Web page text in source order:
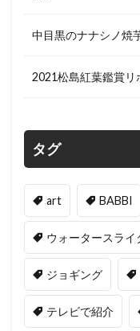
中目黒のナナシノ焼
2021松島紅葉鑑賞リ
タグ
art BABBI
ウォータースライ
ジョギング
テレビで紹介